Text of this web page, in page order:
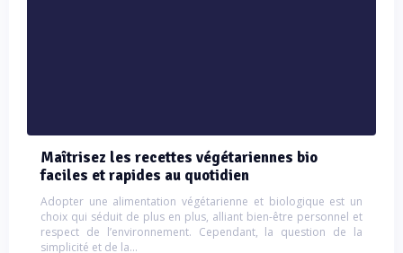
Maîtrisez les recettes végétariennes bio
faciles et rapides au quotidien
Adopter une alimentation végétarienne et biologique est un
choix qui séduit de plus en plus, alliant bien-être personnel et
respect de l’environnement. Cependant, la question de la
simplicité et de la...